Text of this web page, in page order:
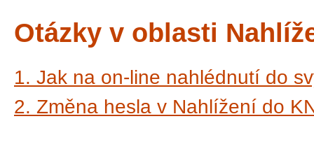
Otázky v oblasti
1. Jak na on-line nahlédnutí do
2. Změna hesla v Nahlížení do